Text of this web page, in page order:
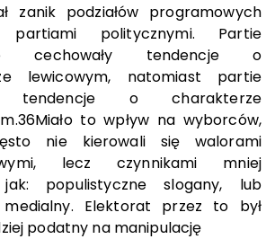
zanik podziałów programowych
partiami politycznymi. Partie
cechowały tendencje o
lewicowym, natomiast partie
tendencje o charakterze
36Miało to wpływ na wyborców,
nie kierowali się walorami
lecz czynnikami mniej
populistyczne slogany, lub
medialny. Elektorat przez to był
podatny na manipulację